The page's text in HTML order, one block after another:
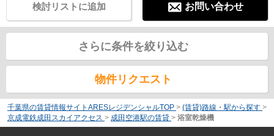
お問い合わせ
検討リストに追加
さらに条件を絞り込む
物件リクエスト
千葉県の賃貸情報サイトARESレジデンシャルTOP > (賃貸)路線・駅から探す >
京成電鉄成田スカイアクセス > 成田空港駅の賃貸 > 浴室乾燥機